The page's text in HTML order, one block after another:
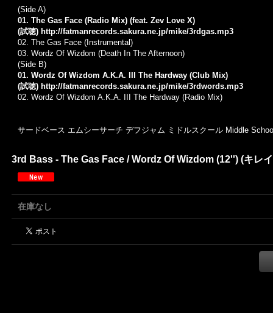
(Side A)
01. The Gas Face (Radio Mix) (feat. Zev Love X)
(試聴) http://fatmanrecords.sakura.ne.jp/mike/3rdgas.mp3
02. The Gas Face (Instrumental)
03. Wordz Of Wizdom (Death In The Afternoon)
(Side B)
01. Wordz Of Wizdom A.K.A. III The Hardway (Club Mix)
(試聴) http://fatmanrecords.sakura.ne.jp/mike/3rdwords.mp3
02. Wordz Of Wizdom A.K.A. III The Hardway (Radio Mix)
サードベース エムシーサーチ デフジャム ミドルスクール Middle
3rd Bass - The Gas Face / Wordz Of Wizdom (12'') (キレ
在庫なし